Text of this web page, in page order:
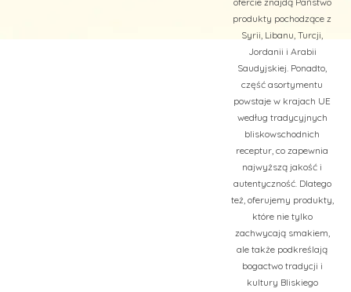
produkty pochodzące z
Syrii, Libanu, Turcji,
Jordanii i Arabii
Saudyjskiej. Ponadto,
część asortymentu
powstaje w krajach UE
według tradycyjnych
bliskowschodnich
receptur, co zapewnia
najwyższą jakość i
autentyczność. Dlatego
też, oferujemy produkty,
które nie tylko
zachwycają smakiem,
ale także podkreślają
bogactwo tradycji i
kultury Bliskiego